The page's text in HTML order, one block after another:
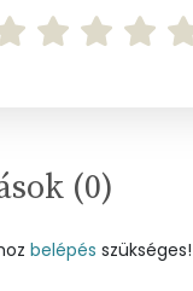
(0)
belépés szükséges!